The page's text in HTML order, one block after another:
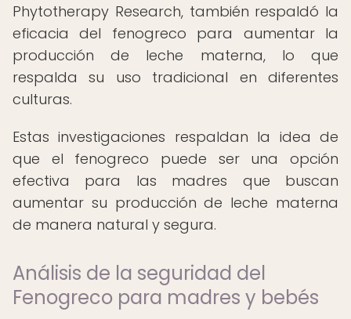
Phytotherapy Research, también respaldó la
eficacia del fenogreco para aumentar la
producción de leche materna, lo que
respalda su uso tradicional en diferentes
culturas.
Estas investigaciones respaldan la idea de
que el fenogreco puede ser una opción
efectiva para las madres que buscan
aumentar su producción de leche materna
de manera natural y segura.
Análisis de la seguridad del
Fenogreco para madres y bebés